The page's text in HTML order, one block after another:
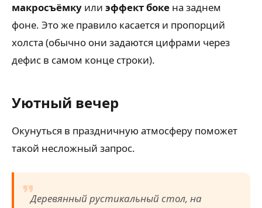
макросъёмку или эффект боке на заднем
фоне. Это же правило касается и пропорций
холста (обычно они задаются цифрами через
дефис в самом конце строки).
Уютный вечер
Окунуться в праздничную атмосферу поможет
такой несложный запрос.
Деревянный рустикальный стол, на